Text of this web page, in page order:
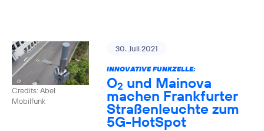
Credits: Abel
Mobilfunk
30. Juli 2021
INNOVATIVE FUNKZELLE:
O2 und Mainova
machen Frankfurter
Straßenleuchte zum
5G-HotSpot